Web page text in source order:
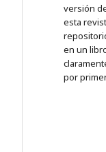
versión
esta
en un
por